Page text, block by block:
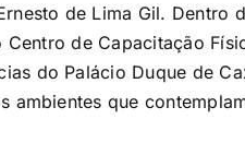
de Lima Gil. Dentro
de Capacitação
do Palácio Duque de
ambientes que